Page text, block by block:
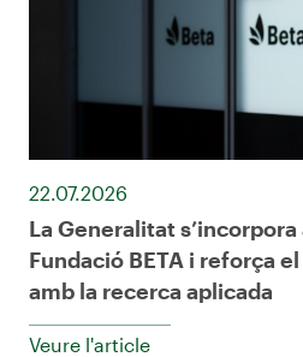
22.07.2026
La Generalitat
Fundació BETA i reforça
amb la recerca aplicada
Veure l'article